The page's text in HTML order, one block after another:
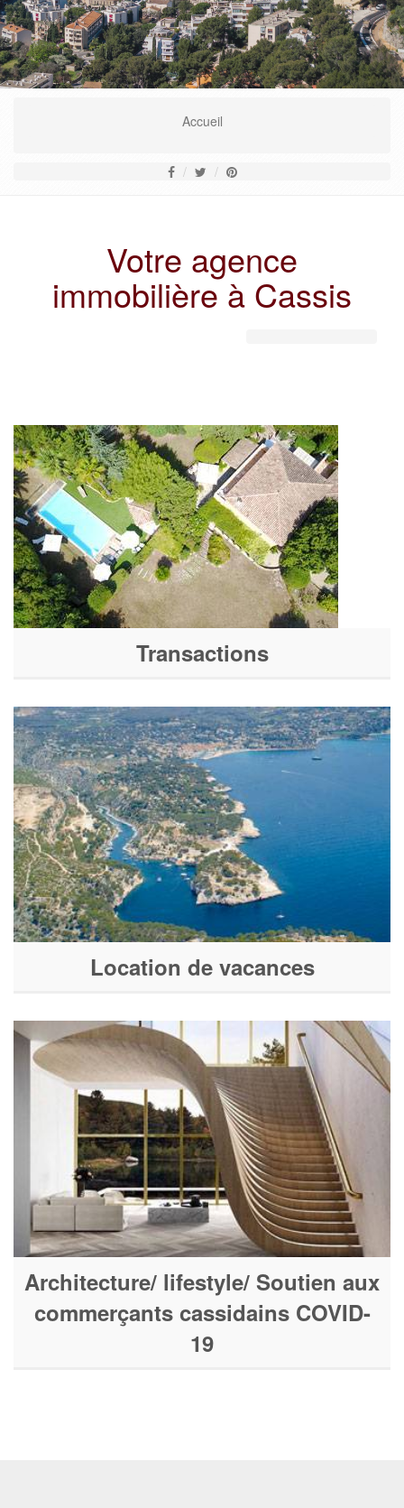
En savoir plus
Accueil
Votre agence
immobilière à Cassis
Transactions
Location de vacances
Architecture/ lifestyle/ Soutien aux
commerçants cassidains COVID-
19